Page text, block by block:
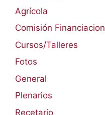
Agrícola
Comisión Financiacion
Cursos/Talleres
Fotos
General
Plenarios
Recetario